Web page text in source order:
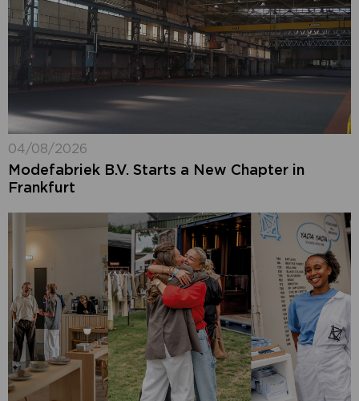
04/08/2026
Modefabriek B.V. Starts a New Chapter in
Frankfurt